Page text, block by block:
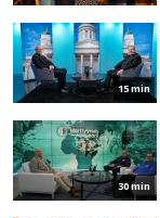
15 min
30 min